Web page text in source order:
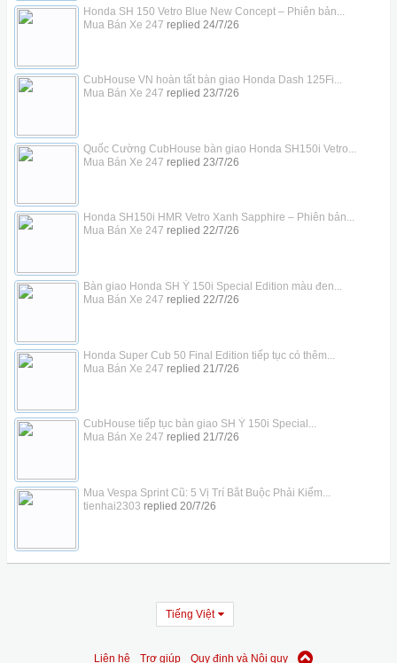
Honda SH 150 Vetro Blue New Concept – Phiên bản...
Mua Bán Xe 247 replied 24/7/26
CubHouse VN hoàn tất bàn giao Honda Dash 125Fi...
Mua Bán Xe 247 replied 23/7/26
Quốc Cường CubHouse bàn giao Honda SH150i Vetro...
Mua Bán Xe 247 replied 23/7/26
Honda SH150i HMR Vetro Xanh Sapphire – Phiên bản...
Mua Bán Xe 247 replied 22/7/26
Bàn giao Honda SH Ý 150i Special Edition màu đen...
Mua Bán Xe 247 replied 22/7/26
Honda Super Cub 50 Final Edition tiếp tục có thêm...
Mua Bán Xe 247 replied 21/7/26
CubHouse tiếp tục bàn giao SH Ý 150i Special...
Mua Bán Xe 247 replied 21/7/26
Mua Vespa Sprint Cũ: 5 Vị Trí Bắt Buộc Phải Kiểm...
tienhai2303 replied 20/7/26
Tiếng Việt
Liên hệ Trợ giúp Quy định và Nội quy